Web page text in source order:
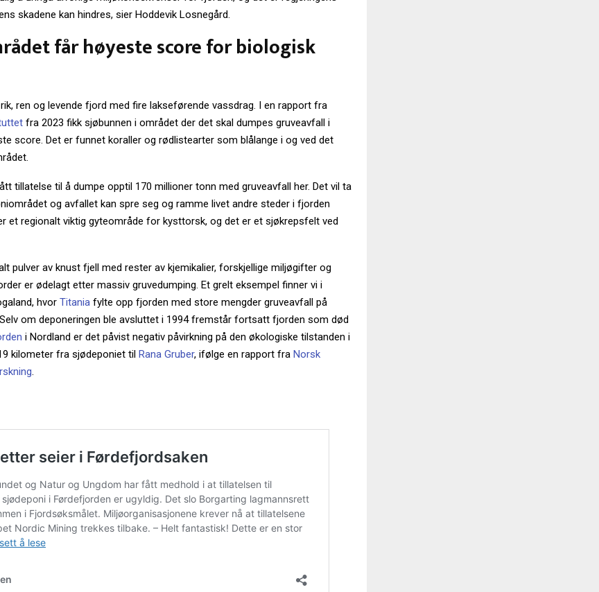
skadene kan hindres, sier Hoddevik Losnegård.
får høyeste score for biologisk
ren og levende fjord med fire lakseførende vassdrag. I en rapport fra
fra 2023 fikk sjøbunnen i området der det skal dumpes gruveavfall i
score. Det er funnet koraller og rødlistearter som blålange i og ved det
tillatelse til å dumpe opptil 170 millioner tonn med gruveavfall her. Det vil ta
og avfallet kan spre seg og ramme livet andre steder i fjorden
et regionalt viktig gyteområde for kysttorsk, og det er et sjøkrepsfelt ved
pulver av knust fjell med rester av kjemikalier, forskjellige miljøgifter og
er ødelagt etter massiv gruvedumping. Et grelt eksempel finner vi i
hvor Titania fylte opp fjorden med store mengder gruveavfall på
om deponeringen ble avsluttet i 1994 fremstår fortsatt fjorden som død
i Nordland er det påvist negativ påvirkning på den økologiske tilstanden i
kilometer fra sjødeponiet til Rana Gruber, ifølge en rapport fra Norsk
.